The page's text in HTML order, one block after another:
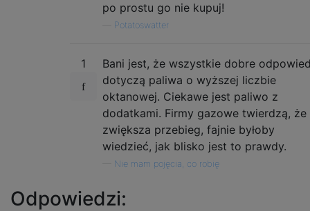
po prostu go nie kupuj!
Potatoswatter
1
Bani jest, że wszystkie dobre
dotyczą paliwa o wyższej liczbie
oktanowej. Ciekawe jest paliwo z
dodatkami. Firmy gazowe twierdzą, że
zwiększa przebieg, fajnie byłoby
wiedzieć, jak blisko jest to prawdy.
Nie mam pojęcia, co robię
Odpowiedzi: